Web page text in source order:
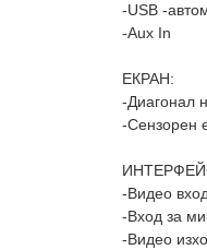
-USB -
-Aux In
ЕКРАН:
-Диагонал
-Сензорен
-Видео
-Вход за
-Видео